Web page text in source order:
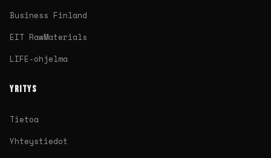
Business Finland
EIT RawMaterials
LIFE-ohjelma
YRITYS
Tietoa
Yhteystiedot